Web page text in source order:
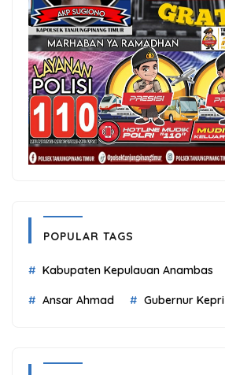
POPULAR TAGS
Kabupaten Kepulauan Anambas
Ansar Ahmad Gubernur Kepri